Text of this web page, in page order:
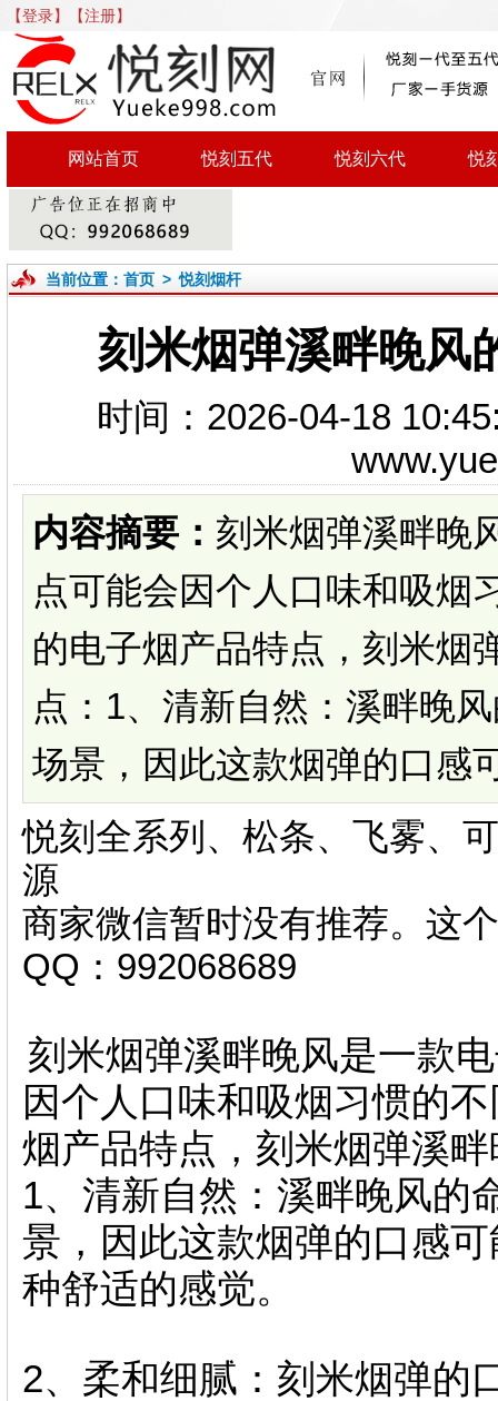
【登录】 【注册】
网站首页 悦刻五代 悦刻六代 悦
当前位置： 首页>悦刻烟杆
刻米烟弹溪畔晚风
时间：2026-04-18
内容摘要： 刻米烟弹溪畔晚
点可能会因个人口味和吸烟
的电子烟产品特点，刻米烟
点：1、清新自然：溪畔晚
场景，因此这款烟弹的口感
悦刻全系列、松条、飞雾、
源
商家微信暂时没有推荐。这
QQ：992068689
刻米烟弹溪畔晚风是一款
因个人口味和吸烟习惯的
烟产品特点，刻米烟弹溪
1、清新自然：溪畔晚风的
景，因此这款烟弹的口感
种舒适的感觉。
2、柔和细腻：刻米烟弹的